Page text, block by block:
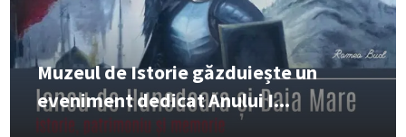
Muzeul de Istorie găzduiește un
eveniment dedicat Anului I...